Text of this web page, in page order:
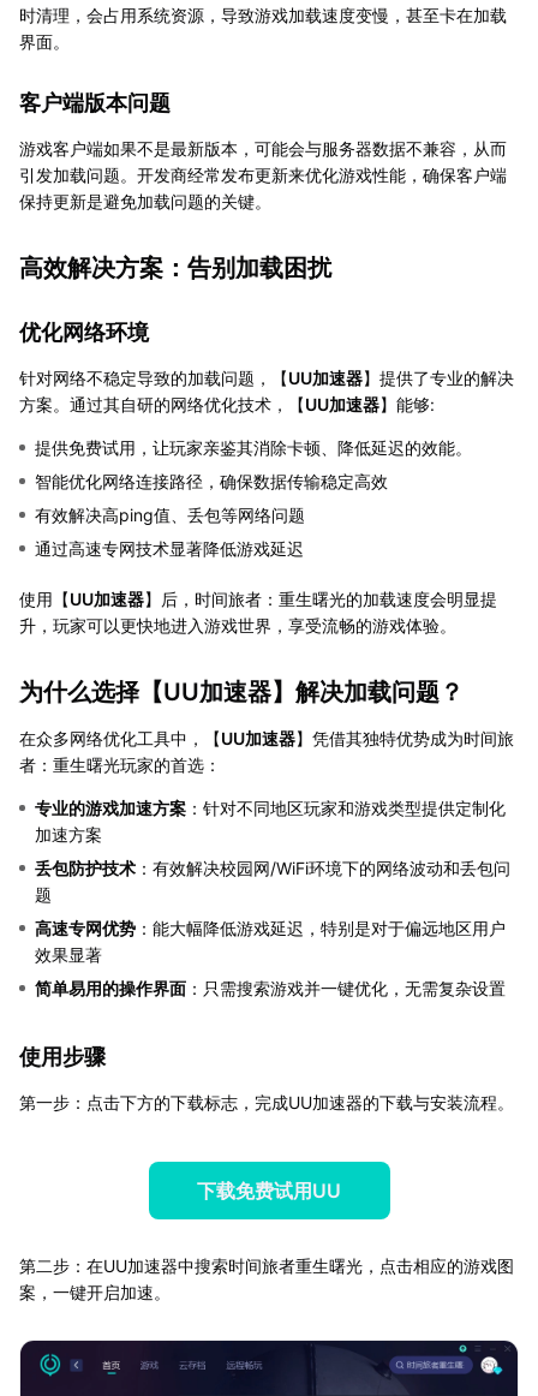
时清理，会占用系统资源，导致游戏加载速度变慢，甚至卡在加载
界面。
客户端版本问题
游戏客户端如果不是最新版本，可能会与服务器数据不兼容，从而
引发加载问题。开发商经常发布更新来优化游戏性能，确保客户端
保持更新是避免加载问题的关键。
高效解决方案：告别加载困扰
优化网络环境
针对网络不稳定导致的加载问题，【UU加速器】提供了专业的解决
方案。通过其自研的网络优化技术，【UU加速器】能够:
提供免费试用，让玩家亲鉴其消除卡顿、降低延迟的效能。
智能优化网络连接路径，确保数据传输稳定高效
有效解决高ping值、丢包等网络问题
通过高速专网技术显著降低游戏延迟
使用【UU加速器】后，时间旅者：重生曙光的加载速度会明显提
升，玩家可以更快地进入游戏世界，享受流畅的游戏体验。
为什么选择【UU加速器】解决加载问题？
在众多网络优化工具中，【UU加速器】凭借其独特优势成为时间旅
者：重生曙光玩家的首选：
专业的游戏加速方案 ：针对不同地区玩家和游戏类型提供定制化
加速方案
丢包防护技术 ：有效解决校园网/WiFi环境下的网络波动和丢包问
题
高速专网优势 ：能大幅降低游戏延迟，特别是对于偏远地区用户
效果显著
简单易用的操作界面 ：只需搜索游戏并一键优化，无需复杂设置
使用步骤
第一步：点击下方的下载标志，完成UU加速器的下载与安装流程。
下载免费试用UU
第二步：在UU加速器中搜索时间旅者重生曙光，点击相应的游戏图
案，一键开启加速。